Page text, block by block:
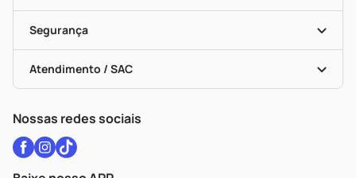
Cupons E Ofertas
Black Friday
Alomed
Formas De Pagamento
Troca E Devolução
Bulas De A A Z
Políticas De Marketplace
Serviços Farmacêuticos
Testes Rápidos
Autoteste Covid-19
Vacinas
Segurança
Portal Da Privacidade
Atendimento / SAC
Nossas redes sociais